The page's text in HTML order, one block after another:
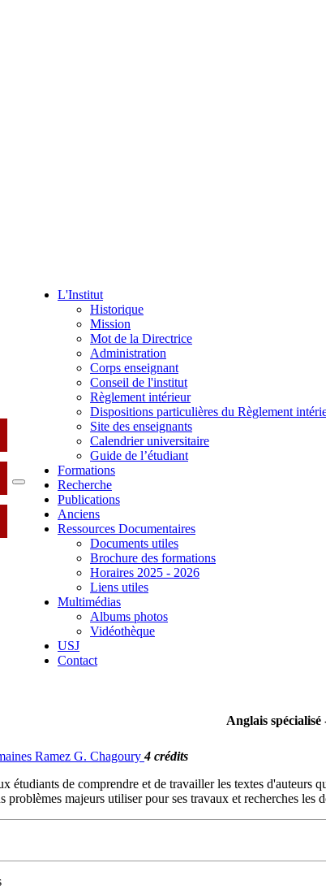
L'Institut
Historique
Mission
Mot de la Directrice
Administration
Corps enseignant
Conseil de l'institut
Règlement intérieur
Dispositions particulières du Règlement
Site des enseignants
Calendrier universitaire
Guide de l’étudiant
Formations
Recherche
Publications
Anciens
Ressources Documentaires
Documents utiles
Brochure des formations
Horaires 2025 - 2026
Liens utiles
Multimédias
Albums photos
Vidéothèque
USJ
Contact
Anglais
Ramez G. Chagoury4 crédits
étudiants de comprendre et de travailler les textes
majeurs utiliser pour ses travaux et recherches les